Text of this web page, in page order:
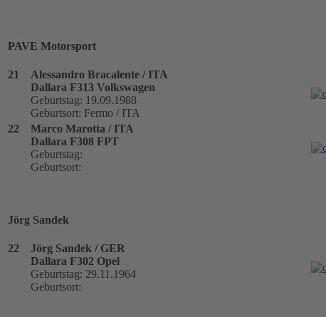
PAVE Motorsport
21
Alessandro Bracalente / ITA
Dallara F313 Volkswagen
Geburtstag: 19.09.1988
Geburtsort: Fermo / ITA
22
Marco Marotta / ITA
Dallara F308 FPT
Geburtstag:
Geburtsort:
Jörg Sandek
22
Jörg Sandek / GER
Dallara F302 Opel
Geburtstag: 29.11.1964
Geburtsort: